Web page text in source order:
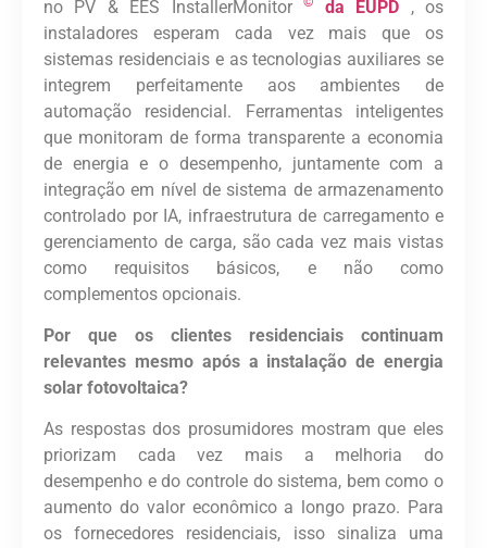
no PV & EES InstallerMonitor da EUPD , os
instaladores esperam cada vez mais que os
sistemas residenciais e as tecnologias auxiliares se
integrem perfeitamente aos ambientes de
automação residencial. Ferramentas inteligentes
que monitoram de forma transparente a economia
de energia e o desempenho, juntamente com a
integração em nível de sistema de armazenamento
controlado por IA, infraestrutura de carregamento e
gerenciamento de carga, são cada vez mais vistas
como requisitos básicos, e não como
complementos opcionais.
Por que os clientes residenciais continuam
relevantes mesmo após a instalação de energia
solar fotovoltaica?
As respostas dos prosumidores mostram que eles
priorizam cada vez mais a melhoria do
desempenho e do controle do sistema, bem como o
aumento do valor econômico a longo prazo. Para
os fornecedores residenciais, isso sinaliza uma